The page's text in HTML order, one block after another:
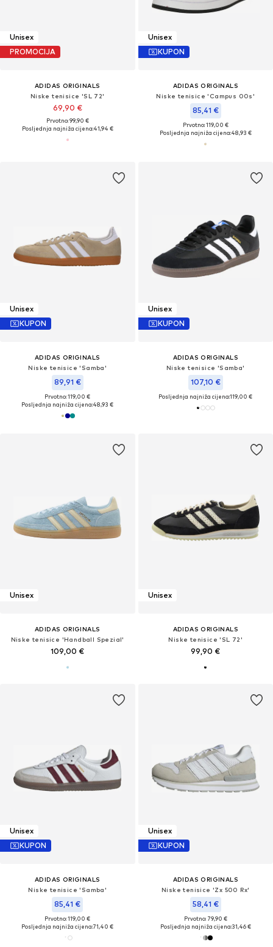
Unisex
PROMOCIJA
ADIDAS ORIGINALS
Niske tenisice 'SL 72'
69,90 €
Prvotno: 99,90 €
Posljednja najniža cijena:41,94 €
Unisex
KUPON
ADIDAS ORIGINALS
Niske tenisice 'Campus 00s'
85,41 €
Prvotno: 119,00 €
Posljednja najniža cijena:48,93 €
Unisex
KUPON
ADIDAS ORIGINALS
Niske tenisice 'Samba'
89,91 €
Prvotno: 119,00 €
Posljednja najniža cijena:48,93 €
Unisex
KUPON
ADIDAS ORIGINALS
Niske tenisice 'Samba'
107,10 €
Posljednja najniža cijena:119,00 €
Unisex
ADIDAS ORIGINALS
Niske tenisice 'Handball Spezial'
109,00 €
Unisex
ADIDAS ORIGINALS
Niske tenisice 'SL 72'
99,90 €
Unisex
KUPON
ADIDAS ORIGINALS
Niske tenisice 'Samba'
85,41 €
Prvotno: 119,00 €
Posljednja najniža cijena:71,40 €
Unisex
KUPON
ADIDAS ORIGINALS
Niske tenisice 'Zx 500 Rx'
58,41 €
Prvotno: 79,90 €
Posljednja najniža cijena:31,46 €